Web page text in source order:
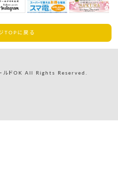
TOPに戻る
ルドOK All Rights Reserved.